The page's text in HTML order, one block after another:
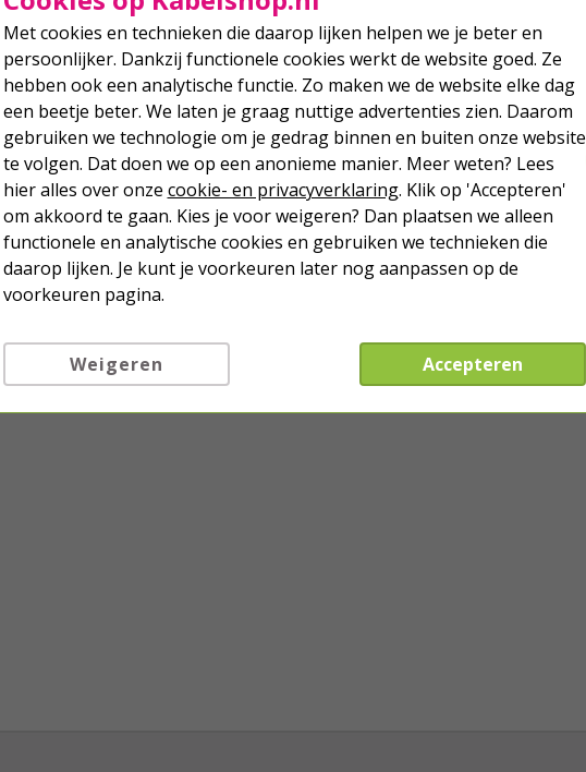
Met cookies en technieken die daarop lijken helpen we je beter en
persoonlijker. Dankzij functionele cookies werkt de website goed. Ze
hebben ook een analytische functie. Zo maken we de website elke dag
een beetje beter. We laten je graag nuttige advertenties zien. Daarom
gebruiken we technologie om je gedrag binnen en buiten onze website
te volgen. Dat doen we op een anonieme manier. Meer weten? Lees
hier alles over onze cookie- en privacyverklaring. Klik op 'Accepteren'
om akkoord te gaan. Kies je voor weigeren? Dan plaatsen we alleen
functionele en analytische cookies en gebruiken we technieken die
daarop lijken. Je kunt je voorkeuren later nog aanpassen op de
voorkeuren pagina.
Accepteren
Weigeren